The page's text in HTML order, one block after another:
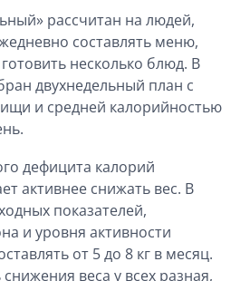
рассчитан на людей,
составлять меню,
несколько блюд. В
двухнедельный план с
и средней калорийностью
дефицита калорий
активнее снижать вес. В
показателей,
и уровня активности
от 5 до 8 кг в месяц.
веса у всех разная,